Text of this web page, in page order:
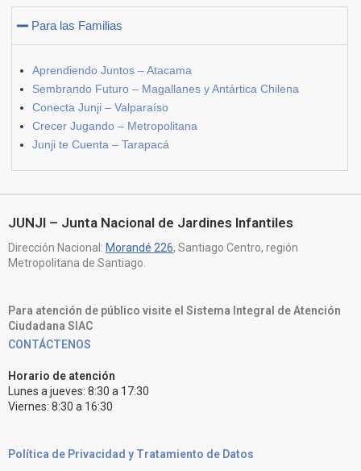
Para las Familias
Aprendiendo Juntos – Atacama
Sembrando Futuro – Magallanes y Antártica Chilena
Conecta Junji – Valparaíso
Crecer Jugando – Metropolitana
Junji te Cuenta – Tarapacá
JUNJI – Junta Nacional de Jardines Infantiles
Dirección Nacional: Morandé 226, Santiago Centro, región
Metropolitana de Santiago.
Para atención de público visite el Sistema Integral de Atención
Ciudadana SIAC
CONTÁCTENOS
Horario de atención
Lunes a jueves: 8:30 a 17:30
Viernes: 8:30 a 16:30
Política de Privacidad y Tratamiento de Datos